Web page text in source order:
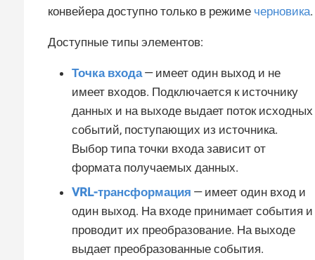
конвейера доступно только в режиме черновика.
Доступные типы элементов:
Точка входа— имеет один выход и не
имеет входов. Подключается к источнику
данных и на выходе выдает поток исходных
событий, поступающих из источника.
Выбор типа точки входа зависит от
формата получаемых данных.
VRL-трансформация — имеет один вход и
один выход. На входе принимает события и
проводит их преобразование. На выходе
выдает преобразованные события.